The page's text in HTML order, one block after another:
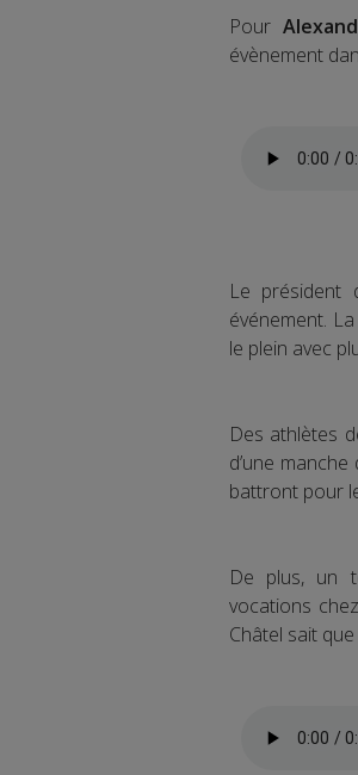
Pour
évènement
Le président
événement.
le plein avec
Des athlètes
d’une
battront pour
De plus, un
vocations
Châtel sait